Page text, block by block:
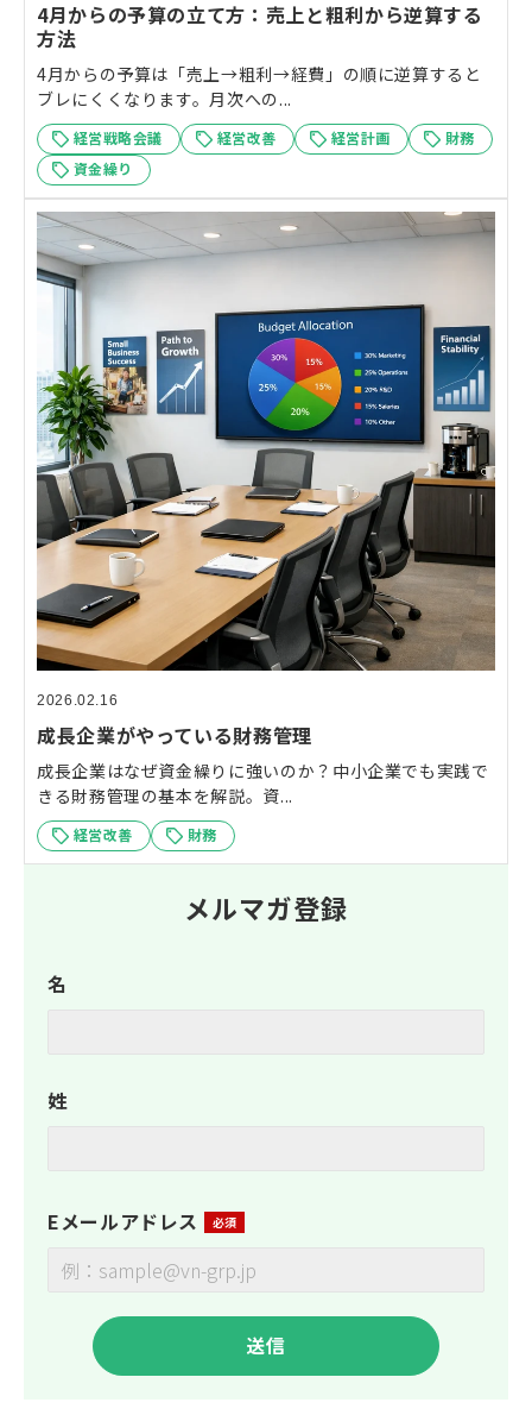
4月からの予算の立て方：売上と粗利から逆算する
方法
4月からの予算は「売上→粗利→経費」の順に逆算すると
ブレにくくなります。月次への...
経営戦略会議 経営改善 経営計画
財務
資金繰り
2026.02.16
成長企業がやっている財務管理
成長企業はなぜ資金繰りに強いのか？中小企業でも実践で
きる財務管理の基本を解説。資...
経営改善 財務
メルマガ登録
名
姓
Eメールアドレス